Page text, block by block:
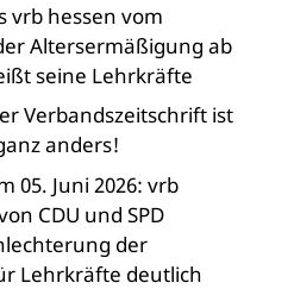
vrb hessen vom
Altersermäßigung ab
seine Lehrkräfte
Verbandszeitschrift ist
anders!
05. Juni 2026: vrb
CDU und SPD
der
Lehrkräfte deutlich